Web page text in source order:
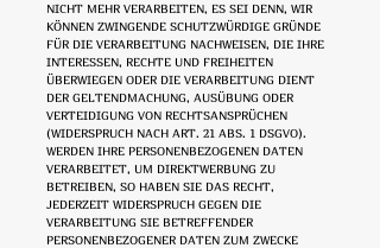
NICHT MEHR VERARBEITEN, ES SEI DENN, WIR
KÖNNEN ZWINGENDE SCHUTZWÜRDIGE GRÜNDE
FÜR DIE VERARBEITUNG NACHWEISEN, DIE IHRE
INTERESSEN, RECHTE UND FREIHEITEN
ÜBERWIEGEN ODER DIE VERARBEITUNG DIENT
DER GELTENDMACHUNG, AUSÜBUNG ODER
VERTEIDIGUNG VON RECHTSANSPRÜCHEN
(WIDERSPRUCH NACH ART. 21 ABS. 1 DSGVO).
WERDEN IHRE PERSONENBEZOGENEN DATEN
VERARBEITET, UM DIREKTWERBUNG ZU
BETREIBEN, SO HABEN SIE DAS RECHT,
JEDERZEIT WIDERSPRUCH GEGEN DIE
VERARBEITUNG SIE BETREFFENDER
PERSONENBEZOGENER DATEN ZUM ZWECKE